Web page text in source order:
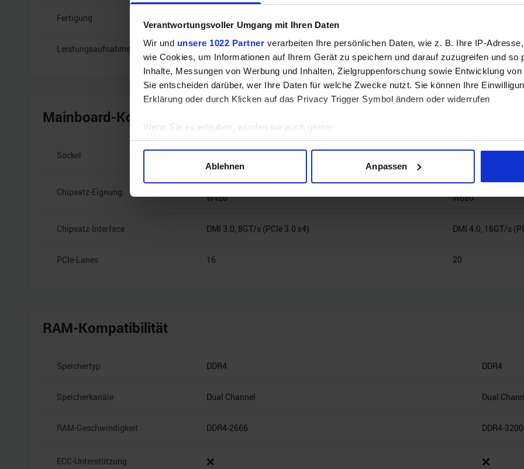
Verantwortungsvoller Umgang mit Ihren Daten
Wir und unsere 1022 Partner verarbeiten Ihre persönlichen Daten, wie z. B. Ihre IP-
wie Cookies, um Informationen auf Ihrem Gerät zu speichern und darauf zuzugreifen und so
Inhalte, Messungen von Werbung und Inhalten, Zielgruppenforschung sowie Entwicklung
Sie entscheiden darüber, wer Ihre Daten für welche Zwecke nutzt. Sie können Ihre
Erklärung oder durch Klicken auf das Privacy Trigger Symbol ändern oder widerrufen
Wenn Sie es erlauben, würden wir auch gerne:
Informationen über Ihre geografische Lage erfassen, welche bis auf einige Meter genau
Erfahren Sie mehr darüber, wie Ihre persönlichen Daten verarbeitet werden, und legen Sie
und die Zugriffe auf unsere Website zu analysieren. Außerdem geben wir Informationen zu
möglicherweise mit weiteren Daten zusammen, die Sie ihnen bereitgestellt haben oder die
Ablehnen Anpassen
Fertigung
Leistungsaufnahme (TDP) 65 Watt 65
Mainboard-Kompatibilität
Sockel Intel 1700
Chipsatz-Eignung
B460, B560, H410, H470, H510, H570, Q470, Z490, Z590,
W480
B660, B760, H610,
W680
Chipsatz-Interface DMI 3.0, 8GT/s (PCIe 3.0 x4) DMI 4.0, 16GT/s
PCIe-Lanes 16 20
RAM-Kompatibilität
Speichertyp DDR4 DDR4
Speicherkanäle Dual Channel Dual
RAM-Geschwindigkeit DDR4-2666 DDR4-3200
ECC-Unterstützung ❌ ❌